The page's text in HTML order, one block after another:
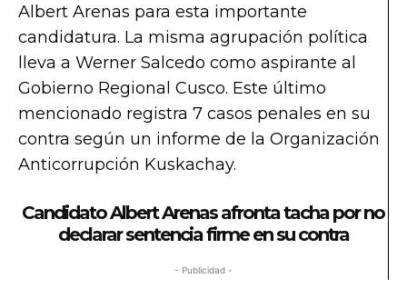
Albert Arenas para esta importante
candidatura. La misma agrupación política
lleva a Werner Salcedo como aspirante al
Gobierno Regional Cusco. Este último
mencionado registra 7 casos penales en su
contra según un informe de la Organización
Anticorrupción Kuskachay.
Candidato Albert Arenas afronta tacha por no
declarar sentencia firme en su contra
- Publicidad -